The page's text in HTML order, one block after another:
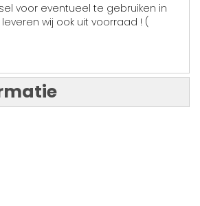
voor eventueel te gebruiken in
wij ook uit voorraad ! (